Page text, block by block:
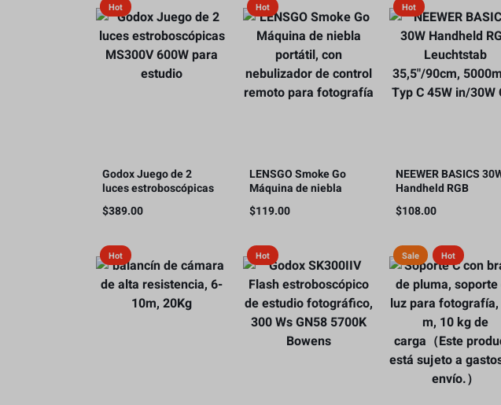
Hot
Godox Juego de 2
luces estroboscópicas
MS300V 600W para
estudio
$389.00
Hot
LENSGO Smoke Go
Máquina de niebla
portátil, con
nebulizador de control
$119.00
Hot
NEEWER BASICS
Handheld RGB
Leuchtstab
35,5″/90cm, 5000mAh
$108.00
Hot Hot Sale Hot